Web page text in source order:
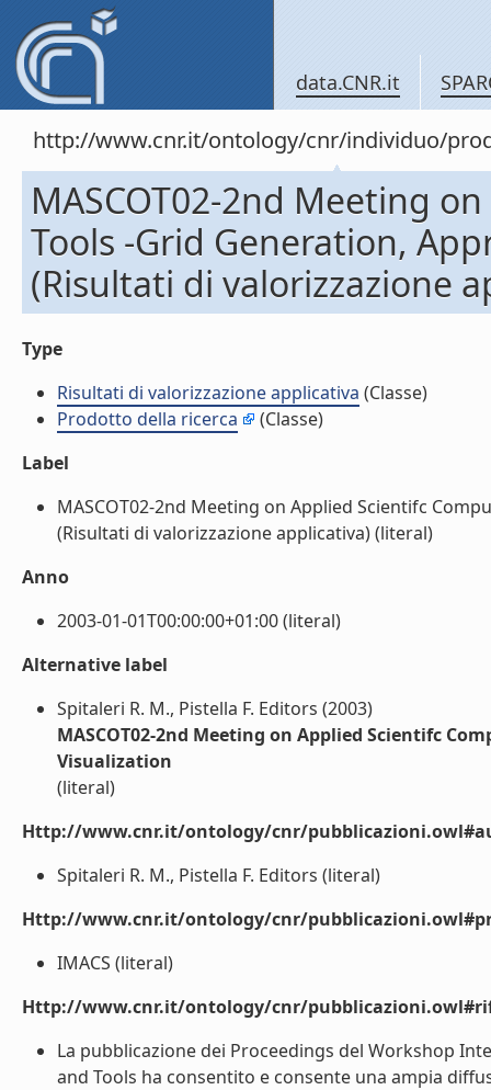
data.CNR.it
http://www.cnr.it/ontology/cnr/individuo/
MASCOT02-2nd Meeting
Tools -Grid Generation,
(Risultati di valorizzazione
Type
Risultati di valorizzazione applicativa (Classe)
Prodotto della ricerca
(Classe)
Label
MASCOT02-2nd Meeting on Applied Scientifc
(Risultati di valorizzazione applicativa) (literal)
Anno
2003-01-01T00:00:00+01:00 (literal)
Alternative label
Spitaleri R. M., Pistella F. Editors (2003)
MASCOT02-2nd Meeting on Applied Scientifc
Visualization
(literal)
Http://www.cnr.it/ontology/cnr/
Spitaleri R. M., Pistella F. Editors (literal)
Http://www.cnr.it/ontology/cnr/
IMACS (literal)
Http://www.cnr.it/ontology/cnr/
La pubblicazione dei Proceedings del Workshop
and Tools ha consentito e consente una ampia